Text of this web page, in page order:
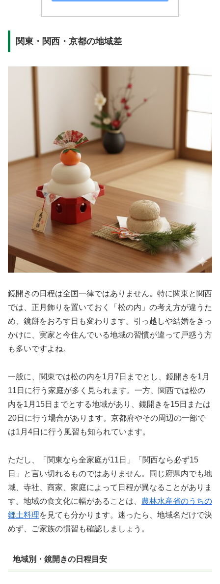
関東・関西・京都の地域差
鏡開きの日程は全国一律ではありません。特に関東と関西
では、正月飾りを置いておく「松の内」の考え方が違うた
め、鏡餅をおろす日も変わります。引っ越しや結婚をきっ
かけに、実家と今住んでいる地域の習慣が違って戸惑う方
も多いですよね。
一般に、関東では松の内を1月7日までとし、鏡開きを1月
11日に行う家庭が多く見られます。一方、関西では松の
内を1月15日までとする地域があり、鏡開きを15日または
20日に行う場合があります。京都府やその周辺の一部で
は1月4日に行う風習も知られています。
ただし、「関東なら全家庭が11日」「関西なら必ず15
日」と言い切れるものではありません。同じ府県内でも地
域、寺社、商家、家庭によって日程が異なることがありま
す。地域の食文化に幅があることは、 農林水産省のうちの
郷土料理を見ても分かります。迷ったら、地域名だけで決
めず、ご家族の慣習も確認しましょう。
地域別・鏡開きの日程目安